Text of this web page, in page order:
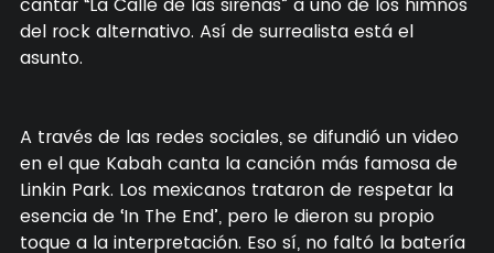
cantar “La Calle de las sirenas” a uno de los himnos
del rock alternativo. Así de surrealista está el
asunto.
A través de las redes sociales, se difundió un video
en el que Kabah canta la canción más famosa de
Linkin Park. Los mexicanos trataron de respetar la
esencia de ‘In The End’, pero le dieron su propio
toque a la interpretación. Eso sí, no faltó la batería